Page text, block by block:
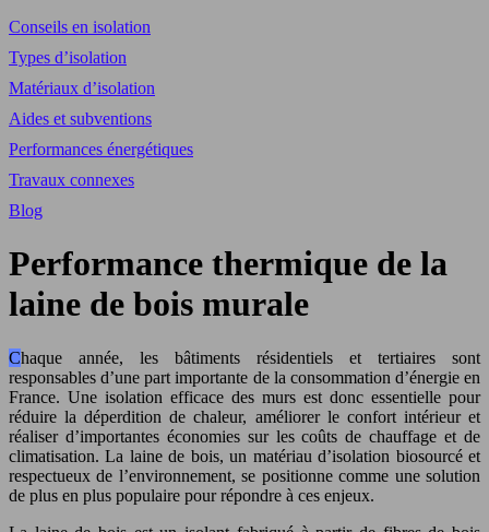
Conseils en isolation
Types d’isolation
Matériaux d’isolation
Aides et subventions
Performances énergétiques
Travaux connexes
Blog
Performance thermique de la
laine de bois murale
Chaque année, les bâtiments résidentiels et tertiaires sont
responsables d’une part importante de la consommation d’énergie en
France. Une isolation efficace des murs est donc essentielle pour
réduire la déperdition de chaleur, améliorer le confort intérieur et
réaliser d’importantes économies sur les coûts de chauffage et de
climatisation. La laine de bois, un matériau d’isolation biosourcé et
respectueux de l’environnement, se positionne comme une solution
de plus en plus populaire pour répondre à ces enjeux.